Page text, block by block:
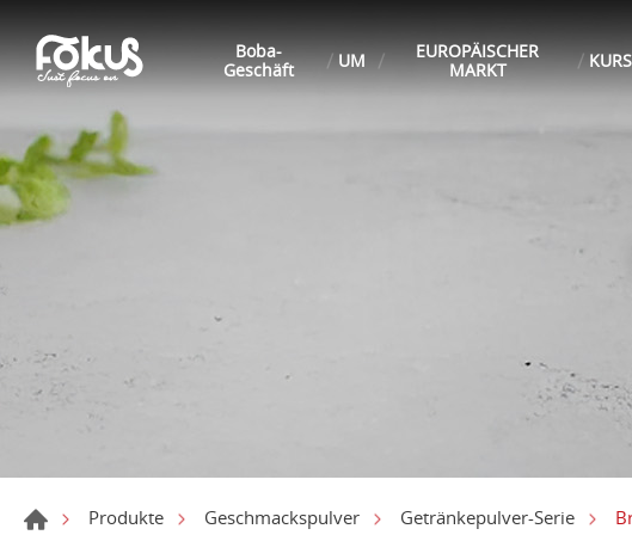
Boba-
Geschäft
UM
EUROPÄISCHER
MARKT
Produkte Geschmackspulver Getränkepulver-Serie